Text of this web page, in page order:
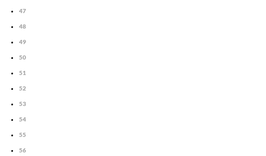
47
48
49
50
51
52
53
54
55
56